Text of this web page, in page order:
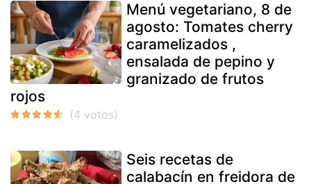
Menú vegetariano, 8 de
agosto: Tomates cherry
caramelizados ,
ensalada de pepino y
granizado de frutos
rojos
Seis recetas de
calabacín en freidora de